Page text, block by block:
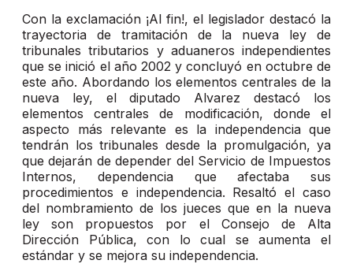
Con la exclamación ¡Al fin!, el legislador destacó la
trayectoria de tramitación de la nueva ley de
tribunales tributarios y aduaneros independientes
que se inició el año 2002 y concluyó en octubre de
este año. Abordando los elementos centrales de la
nueva ley, el diputado Alvarez destacó los
elementos centrales de modificación, donde el
aspecto más relevante es la independencia que
tendrán los tribunales desde la promulgación, ya
que dejarán de depender del Servicio de Impuestos
Internos, dependencia que afectaba sus
procedimientos e independencia. Resaltó el caso
del nombramiento de los jueces que en la nueva
ley son propuestos por el Consejo de Alta
Dirección Pública, con lo cual se aumenta el
estándar y se mejora su independencia.